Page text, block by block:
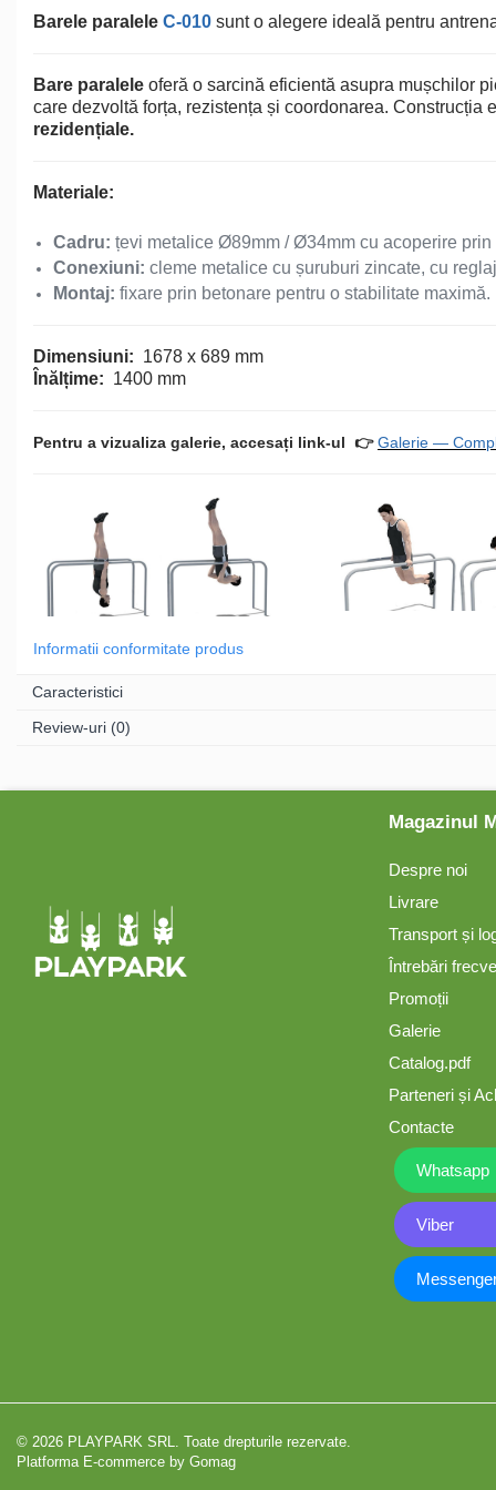
Echipamente de Joacă
copii
Balansoare
Carusele
Mese și bănci pentru copii
Table pentru desen
Echipamente pentru
Leagăne suspendate pentru
copii
Educativ / Creativ
Panouri Interactive
Barele paralele C-010 sunt o alegere ideală pentru
Bare paralele oferă o sarcină eficientă asupra mușchilor
care dezvoltă forța, rezistența și coordonarea.
rezidențiale.
Materiale:
Cadru: țevi metalice Ø89mm / Ø34mm cu acoperire
Conexiuni: cleme metalice cu șuruburi zincate, cu
Montaj: fixare prin betonare pentru o stabilitate maximă.
Dimensiuni: 1678 x 689 mm
Înălțime: 1400 mm
Pentru a vizualiza galerie, accesați link-ul 👉Galerie —
Informatii conformitate produs
Caracteristici
Review-uri (0)
Magazinul
Despre noi
Livrare
Transport și
Întrebări
Promoții
Galerie
Catalog.pdf
Parteneri și
Contacte
Whatsapp
Viber
© 2026 PLAYPARK SRL. Toate drepturile rezervate.
Platforma E-commerce by Gomag